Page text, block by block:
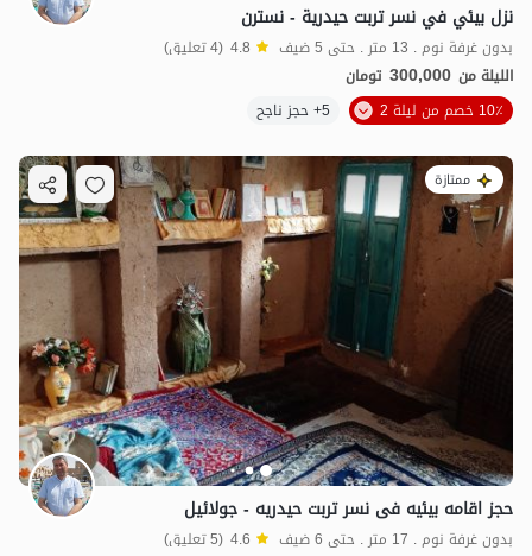
نزل بيئي في نسر تربت حيدرية - نسترن
بدون غرفة نوم . 13 متر . حتى 5 ضيف 4.8 (4 تعليق)
الليلة من 300,000 تومان
10٪ خصم من ليلة 2
5+ حجز ناجح
ممتازة
حجز اقامه بیئیه فی نسر تربت حیدریه - جولائیل
بدون غرفة نوم . 17 متر . حتى 6 ضيف 4.6 (5 تعليق)